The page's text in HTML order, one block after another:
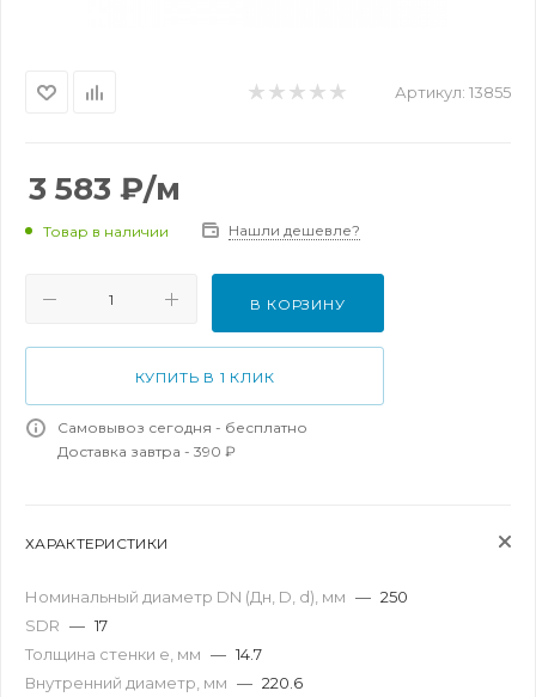
Артикул: 13855
3 583 ₽/м
Товар в наличии Нашли дешевле?
В КОРЗИНУ
КУПИТЬ В 1 КЛИК
Самовывоз сегодня - бесплатно
Доставка завтра - 390 ₽
ХАРАКТЕРИСТИКИ
Номинальный диаметр DN (Дн, D, d), мм — 250
SDR — 17
Толщина стенки e, мм — 14.7
Внутренний диаметр, мм — 220.6